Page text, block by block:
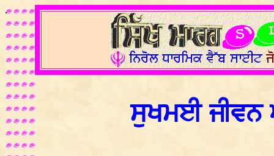
.
ਸੁਖਮਈ ਜੀਵਨ